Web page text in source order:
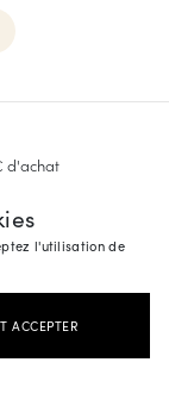
l'utilisation de
ACCEPTER
d'achat